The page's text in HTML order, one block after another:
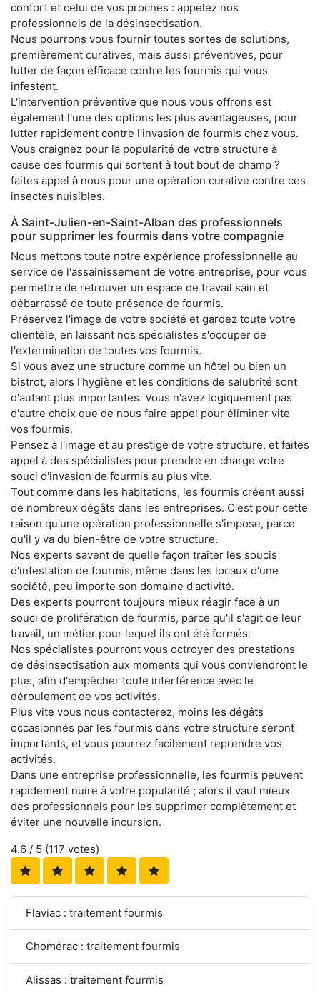
confort et celui de vos proches : appelez nos
professionnels de la désinsectisation.
Nous pourrons vous fournir toutes sortes de solutions,
premièrement curatives, mais aussi préventives, pour
lutter de façon efficace contre les fourmis qui vous
infestent.
L'intervention préventive que nous vous offrons est
également l'une des options les plus avantageuses, pour
lutter rapidement contre l'invasion de fourmis chez vous.
Vous craignez pour la popularité de votre structure à
cause des fourmis qui sortent à tout bout de champ ?
faites appel à nous pour une opération curative contre ces
insectes nuisibles.
À Saint-Julien-en-Saint-Alban des professionnels
pour supprimer les fourmis dans votre compagnie
Nous mettons toute notre expérience professionnelle au
service de l'assainissement de votre entreprise, pour vous
permettre de retrouver un espace de travail sain et
débarrassé de toute présence de fourmis.
Préservez l'image de votre société et gardez toute votre
clientèle, en laissant nos spécialistes s'occuper de
l'extermination de toutes vos fourmis.
Si vous avez une structure comme un hôtel ou bien un
bistrot, alors l'hygiène et les conditions de salubrité sont
d'autant plus importantes. Vous n'avez logiquement pas
d'autre choix que de nous faire appel pour éliminer vite
vos fourmis.
Pensez à l'image et au prestige de votre structure, et faites
appel à des spécialistes pour prendre en charge votre
souci d'invasion de fourmis au plus vite.
Tout comme dans les habitations, les fourmis créent aussi
de nombreux dégâts dans les entreprises. C'est pour cette
raison qu'une opération professionnelle s'impose, parce
qu'il y va du bien-être de votre structure.
Nos experts savent de quelle façon traiter les soucis
d'infestation de fourmis, même dans les locaux d'une
société, peu importe son domaine d'activité.
Des experts pourront toujours mieux réagir face à un
souci de prolifération de fourmis, parce qu'il s'agit de leur
travail, un métier pour lequel ils ont été formés.
Nos spécialistes pourront vous octroyer des prestations
de désinsectisation aux moments qui vous conviendront le
plus, afin d'empêcher toute interférence avec le
déroulement de vos activités.
Plus vite vous nous contacterez, moins les dégâts
occasionnés par les fourmis dans votre structure seront
importants, et vous pourrez facilement reprendre vos
activités.
Dans une entreprise professionnelle, les fourmis peuvent
rapidement nuire à votre popularité ; alors il vaut mieux
des professionnels pour les supprimer complètement et
éviter une nouvelle incursion.
4.6 / 5 (117 votes)
Flaviac : traitement fourmis
Chomérac : traitement fourmis
Alissas : traitement fourmis